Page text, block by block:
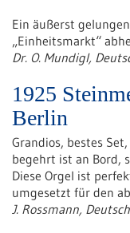
Ein äußerst
„Einheitsmarkt“
Dr. O. Mundigl,
1925
Berlin
Grandios, bestes
begehrt ist an Bord,
Diese Orgel ist
umgesetzt für den
J. Rossmann,